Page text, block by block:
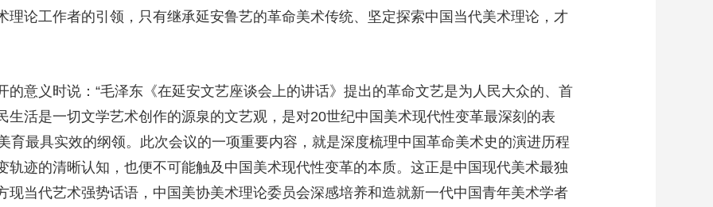
理论工作者的引领，只有继承延安鲁艺的革命美术传统、坚定探索中国当代美术理论，才
的意义时说：“毛泽东《在延安文艺座谈会上的讲话》提出的革命文艺是为人民大众的、首
生活是一切文学艺术创作的源泉的文艺观，是对20世纪中国美术现代性变革最深刻的表
育最具实效的纲领。此次会议的一项重要内容，就是深度梳理中国革命美术史的演进历程
轨迹的清晰认知，也便不可能触及中国美术现代性变革的本质。这正是中国现代美术最独
现当代艺术强势话语，中国美协美术理论委员会深感培养和造就新一代中国青年美术学者